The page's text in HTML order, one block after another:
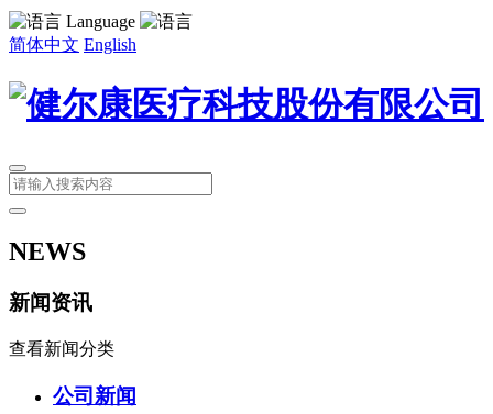
Language
简体中文 English
NEWS
新闻资讯
查看新闻分类
公司新闻